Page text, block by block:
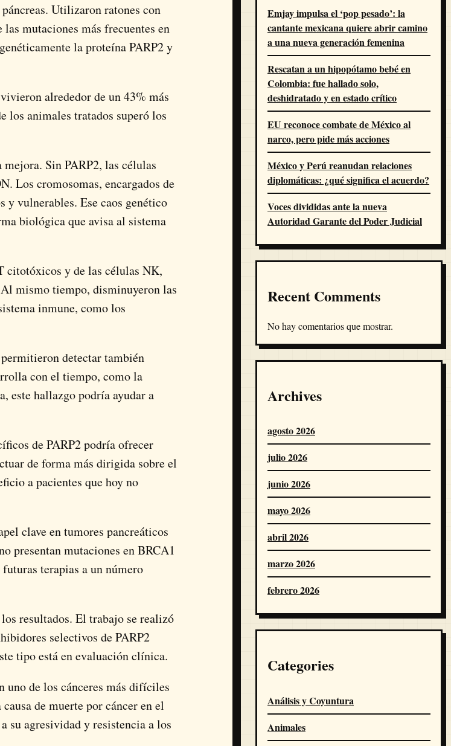
Utilizaron ratones con
mutaciones más frecuentes en
la proteína PARP2 y
alrededor de un 43% más
los animales tratados superó los
Sin PARP2, las células
Los cromosomas, encargados de
y vulnerables. Ese caos genético
biológica que avisa al sistema
citotóxicos y de las células NK,
mismo tiempo, disminuyeron las
inmune, como los
detectar también
con el tiempo, como la
este hallazgo podría ayudar a
de PARP2 podría ofrecer
de forma más dirigida sobre el
a pacientes que hoy no
clave en tumores pancreáticos
presentan mutaciones en BRCA1
terapias a un número
resultados. El trabajo se realizó
selectivos de PARP2
tipo está en evaluación clínica.
uno de los cánceres más difíciles
de muerte por cáncer en el
su agresividad y resistencia a los
Emjay impulsa el ‘pop pesado’: la
cantante mexicana quiere abrir camino
a una nueva generación femenina
Rescatan a un hipopótamo bebé en
Colombia: fue hallado solo,
deshidratado y en estado crítico
EU reconoce combate de México al
narco, pero pide más acciones
México y Perú reanudan relaciones
diplomáticas: ¿qué significa el acuerdo?
Voces divididas ante la nueva
Autoridad Garante del Poder Judicial
Recent Comments
No hay comentarios que mostrar.
Archives
agosto 2026
julio 2026
junio 2026
mayo 2026
abril 2026
marzo 2026
febrero 2026
Categories
Análisis y Coyuntura
Animales